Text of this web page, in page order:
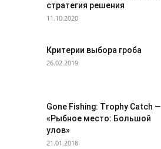
стратегия решения
11.10.2020
Критерии выбора гроба
26.02.2019
Gone Fishing: Trophy Catch —
«Рыбное место: Большой
улов»
21.01.2018